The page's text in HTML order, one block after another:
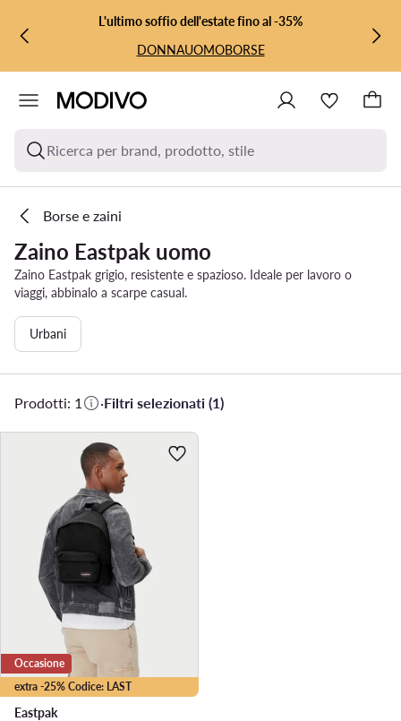
VAI AL CONTENUTO PRINCIPALE
VAI ALLA RICERCAL'ultimo soffio dell'estate fino al -35%
DONNAUOMOBORSE
Ricerca per brand, prodotto, stile
Borse e zaini
Zaino Eastpak uomo
Zaino Eastpak grigio, resistente e spazioso. Ideale per lavoro o
viaggi, abbinalo a scarpe casual.
Urbani
Prodotti: 1 ·Filtri selezionati (1)
extra -25% Codice: LAST
Occasione
Eastpak